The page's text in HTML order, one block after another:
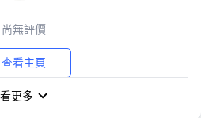
尚無評價
查看主頁
看更多